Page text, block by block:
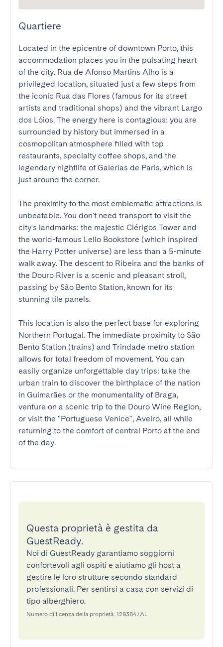
Quartiere
Located in the epicentre of downtown Porto, this
accommodation places you in the pulsating heart
of the city. Rua de Afonso Martins Alho is a
privileged location, situated just a few steps from
the iconic Rua das Flores (famous for its street
artists and traditional shops) and the vibrant Largo
dos Lóios. The energy here is contagious: you are
surrounded by history but immersed in a
cosmopolitan atmosphere filled with top
restaurants, specialty coffee shops, and the
legendary nightlife of Galerias de Paris, which is
just around the corner.
The proximity to the most emblematic attractions is
unbeatable. You don't need transport to visit the
city's landmarks: the majestic Clérigos Tower and
the world-famous Lello Bookstore (which inspired
the Harry Potter universe) are less than a 5-minute
walk away. The descent to Ribeira and the banks of
the Douro River is a scenic and pleasant stroll,
passing by São Bento Station, known for its
stunning tile panels.
This location is also the perfect base for exploring
Northern Portugal. The immediate proximity to São
Bento Station (trains) and Trindade metro station
allows for total freedom of movement. You can
easily organize unforgettable day trips: take the
urban train to discover the birthplace of the nation
in Guimarães or the monumentality of Braga,
venture on a scenic trip to the Douro Wine Region,
or visit the "Portuguese Venice", Aveiro, all while
returning to the comfort of central Porto at the end
of the day.
Questa proprietà è gestita da
GuestReady.
Noi di GuestReady garantiamo soggiorni
confortevoli agli ospiti e aiutiamo gli host a
gestire le loro strutture secondo standard
professionali. Per sentirsi a casa con servizi di
tipo alberghiero.
Numero di licenza della proprietà: 129384/AL